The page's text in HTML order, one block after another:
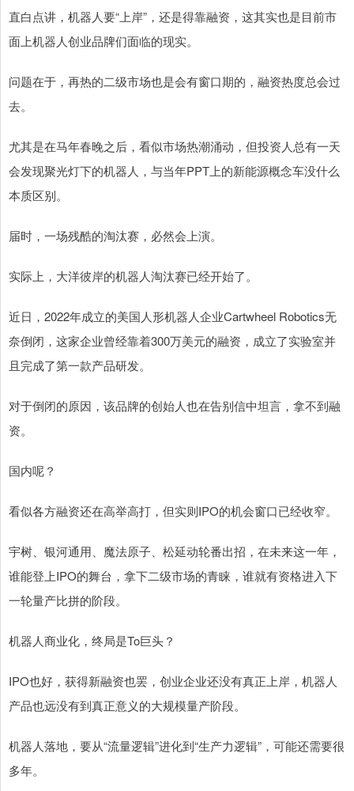
直白点讲，机器人要“上岸”，还是得靠融资，这其实也是目前市
面上机器人创业品牌们面临的现实。
问题在于，再热的二级市场也是会有窗口期的，融资热度总会过
去。
尤其是在马年春晚之后，看似市场热潮涌动，但投资人总有一天
会发现聚光灯下的机器人，与当年PPT上的新能源概念车没什么
本质区别。
届时，一场残酷的淘汰赛，必然会上演。
实际上，大洋彼岸的机器人淘汰赛已经开始了。
近日，2022年成立的美国人形机器人企业Cartwheel Robotics无
奈倒闭，这家企业曾经靠着300万美元的融资，成立了实验室并
且完成了第一款产品研发。
对于倒闭的原因，该品牌的创始人也在告别信中坦言，拿不到融
资。
国内呢？
看似各方融资还在高举高打，但实则IPO的机会窗口已经收窄。
宇树、银河通用、魔法原子、松延动轮番出招，在未来这一年，
谁能登上IPO的舞台，拿下二级市场的青睐，谁就有资格进入下
一轮量产比拼的阶段。
机器人商业化，终局是To巨头？
IPO也好，获得新融资也罢，创业企业还没有真正上岸，机器人
产品也远没有到真正意义的大规模量产阶段。
机器人落地，要从“流量逻辑”进化到“生产力逻辑”，可能还需要很
多年。